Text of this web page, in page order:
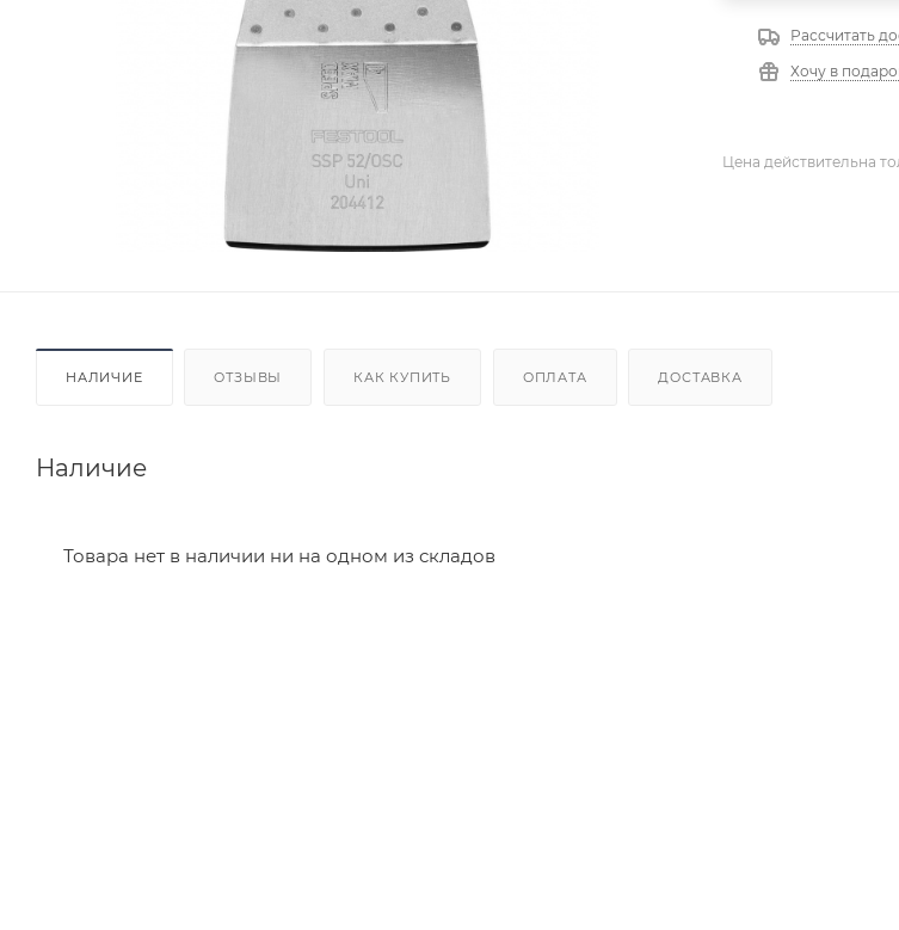
Рассчитать
Хочу в
Цена действительна
НАЛИЧИЕ ОТЗЫВЫ КАК КУПИТЬ ОПЛАТА ДОСТАВКА
Наличие
Товара нет в наличии ни на одном из складов